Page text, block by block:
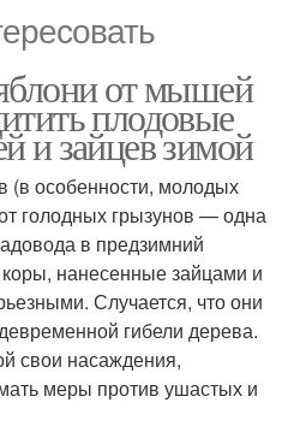
от мышей
плодовые
и зайцев зимой
(в особенности, молодых
голодных грызунов — одна
в предзимний
нанесенные зайцами и
Случается, что они
гибели дерева.
свои насаждения,
меры против ушастых и